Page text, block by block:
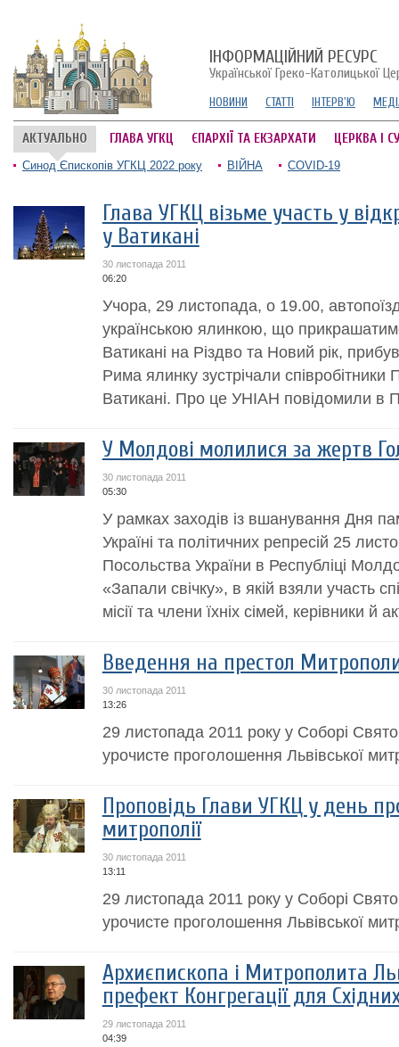
ІНФОРМАЦІЙНИЙ РЕСУРС
Української Греко-Католицької
НОВИНИ СТАТТІ ІНТЕРВ'Ю
АКТУАЛЬНО ГЛАВА УГКЦ ЄПАРХІЇ ТА ЕКЗАРХАТИ ЦЕРКВА І
Синод Єпископів УГКЦ 2022 року ВІЙНА COVID-19
Глава УГКЦ візьме участь у
у Ватикані
30 листопада 2011
06:20
Учора, 29 листопада, о 19.00,
українською ялинкою, що
Ватикані на Різдво та Новий рік,
Рима ялинку зустрічали співробітники
Ватикані. Про це УНІАН повідомили в
У Молдові молилися за жертв
30 листопада 2011
05:30
У рамках заходів із вшанування Дня
Україні та політичних репресій 25
Посольства України в Республіці
«Запали свічку», в якій взяли участь
місії та члени їхніх сімей, керівники й
Введення на престол
30 листопада 2011
13:26
29 листопада 2011 року у Соборі
урочисте проголошення Львівської
Проповідь Глави УГКЦ у день
митрополії
30 листопада 2011
13:11
29 листопада 2011 року у Соборі
урочисте проголошення Львівської
Архиєпископа і Митрополита
префект Конгрегації для
29 листопада 2011
04:39